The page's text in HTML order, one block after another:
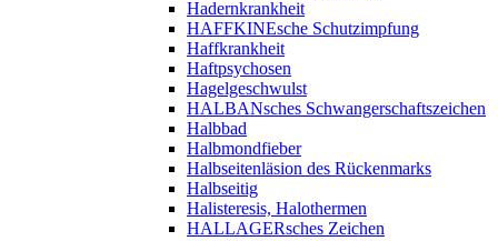
Hadernkrankheit
HAFFKINEsche Schutzimpfung
Haffkrankheit
Haftpsychosen
Hagelgeschwulst
HALBANsches Schwangerschaftszeichen
Halbbad
Halbmondfieber
Halbseitenläsion des Rückenmarks
Halbseitig
Halisteresis, Halothermen
HALLAGERsches Zeichen